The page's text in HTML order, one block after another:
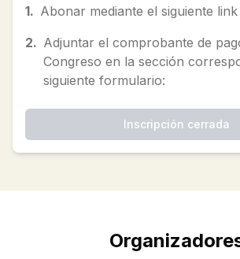
1. Abonar mediante el siguiente link
2. Adjuntar el comprobante de
Congreso en la sección
siguiente formulario:
Inscripción cerrada